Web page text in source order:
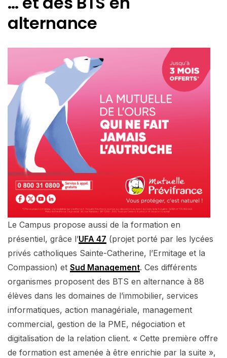
alternance
Le Campus propose aussi de la formation en
présentiel, grâce l’UFA 47 (projet porté par les lycées
privés catholiques Sainte-Catherine, l’Ermitage et la
Compassion) et Sud Management. Ces différents
organismes proposent des BTS en alternance à 88
élèves dans les domaines de l’immobilier, services
informatiques, action managériale, management
commercial, gestion de la PME, négociation et
digitalisation de la relation client. « Cette première offre
de formation est amenée à être enrichie par la suite »,